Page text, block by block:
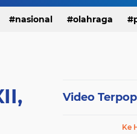
Jambi Apresiasi Pemkab Merangin
Panca Hadiri Pelantikan
nasional olahraga
Video
Ke